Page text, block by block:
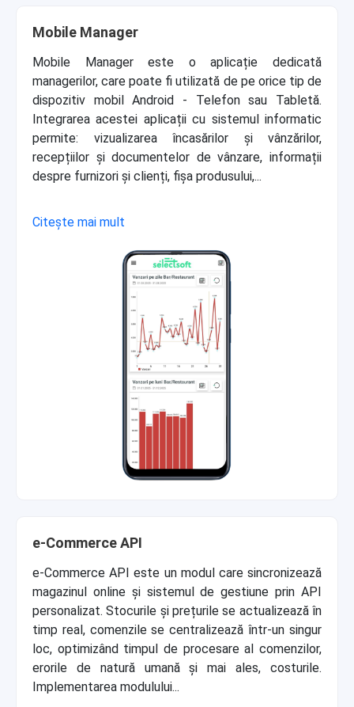
Mobile Manager
Mobile Manager este o aplicație dedicată
managerilor, care poate fi utilizată de pe orice tip de
dispozitiv mobil Android - Telefon sau Tabletă.
Integrarea acestei aplicații cu sistemul informatic
permite: vizualizarea încasărilor și vânzărilor,
recepțiilor și documentelor de vânzare, informații
despre furnizori și clienți, fișa produsului,...
Citește mai mult
e-Commerce API
e-Commerce API este un modul care sincronizează
magazinul online și sistemul de gestiune prin API
personalizat. Stocurile și prețurile se actualizează în
timp real, comenzile se centralizează într-un singur
loc, optimizând timpul de procesare al comenzilor,
erorile de natură umană și mai ales, costurile.
Implementarea modulului...